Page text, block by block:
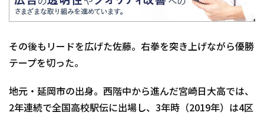
その後もリードを広げた佐藤。右拳を突き上げながら優勝
テープを切った。
地元・延岡市の出身。西階中から進んだ宮崎日大高では、
2年連続で全国高校駅伝に出場し、3年時（2019年）は4区